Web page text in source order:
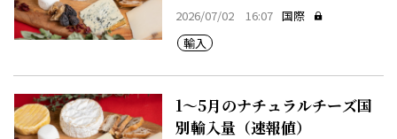
2026/07/02 16:07 国際
輸入
1～5月のナチュラルチーズ国
別輸入量（速報値）